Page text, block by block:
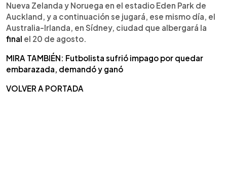
Nueva Zelanda y Noruega en el estadio Eden Park de
Auckland, y a continuación se jugará, ese mismo día, el
Australia-Irlanda, en Sídney, ciudad que albergará la
final el 20 de agosto.
MIRA TAMBIÉN: Futbolista sufrió impago por quedar
embarazada, demandó y ganó
VOLVER A PORTADA